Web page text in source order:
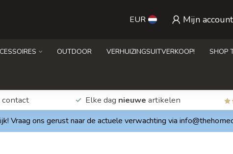
EUR Mijn account
OUTDOOR VERHUIZINGSUITVERKOOP! SHOP
contact Elke dag nieuwe artikelen
Vraag ons gerust naar de actuele verwachting via